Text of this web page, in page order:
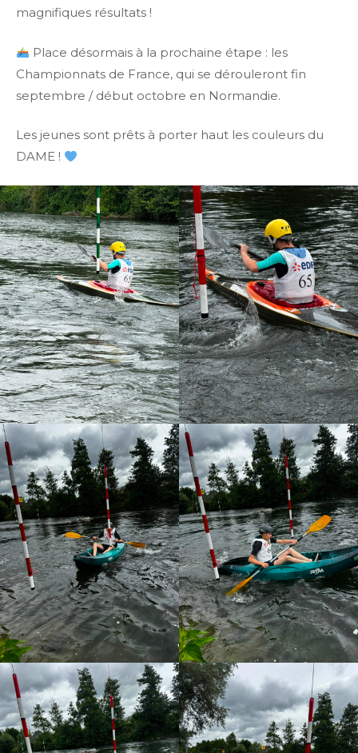
magnifiques résultats !
Place désormais à la prochaine étape : les
Championnats de France, qui se dérouleront fin
septembre / début octobre en Normandie.
Les jeunes sont prêts à porter haut les couleurs du
DAME !